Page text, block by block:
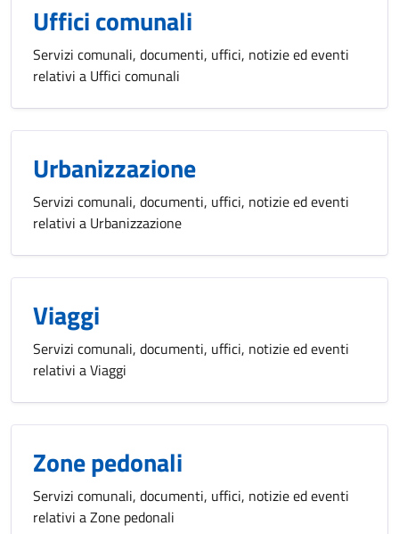
Uffici comunali
Servizi comunali, documenti, uffici, notizie ed eventi
relativi a Uffici comunali
Urbanizzazione
Servizi comunali, documenti, uffici, notizie ed eventi
relativi a Urbanizzazione
Viaggi
Servizi comunali, documenti, uffici, notizie ed eventi
relativi a Viaggi
Zone pedonali
Servizi comunali, documenti, uffici, notizie ed eventi
relativi a Zone pedonali